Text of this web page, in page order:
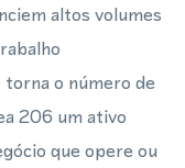
altos volumes
o número de
206 um ativo
que opere ou